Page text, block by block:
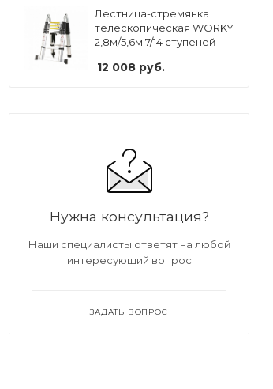
Лестница-стремянка
телескопическая WORKY
2,8м/5,6м 7/14 ступеней
12 008 руб.
Нужна консультация?
Наши специалисты ответят на любой
интересующий вопрос
ЗАДАТЬ ВОПРОС